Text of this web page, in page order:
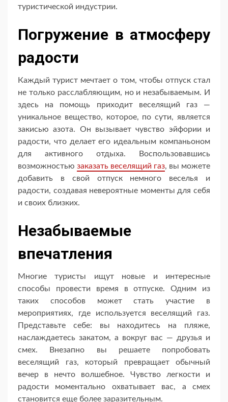
туристической индустрии.
Погружение в атмосферу
радости
Каждый турист мечтает о том, чтобы отпуск стал
не только расслабляющим, но и незабываемым. И
здесь на помощь приходит веселящий газ —
уникальное вещество, которое, по сути, является
закисью азота. Он вызывает чувство эйфории и
радости, что делает его идеальным компаньоном
для активного отдыха. Воспользовавшись
возможностью заказать веселящий газ, вы можете
добавить в свой отпуск немного веселья и
радости, создавая невероятные моменты для себя
и своих близких.
Незабываемые
впечатления
Многие туристы ищут новые и интересные
способы провести время в отпуске. Одним из
таких способов может стать участие в
мероприятиях, где используется веселящий газ.
Представьте себе: вы находитесь на пляже,
наслаждаетесь закатом, а вокруг вас — друзья и
смех. Внезапно вы решаете попробовать
веселящий газ, который превращает обычный
вечер в нечто волшебное. Чувство легкости и
радости моментально охватывает вас, а смех
становится еще более заразительным.